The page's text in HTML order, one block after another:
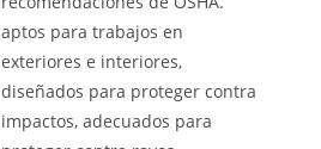
aptos para trabajos en
exteriores e interiores,
diseñados para proteger contra
impactos, adecuados para